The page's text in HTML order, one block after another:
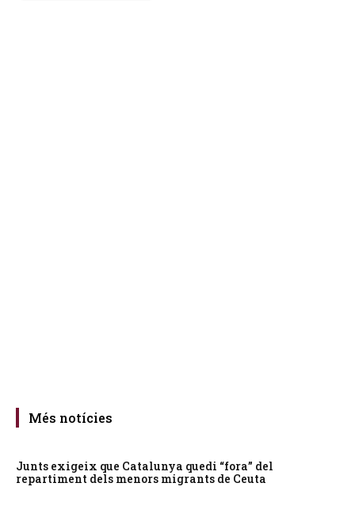
Més notícies
Junts exigeix que Catalunya quedi “fora” del
repartiment dels menors migrants de Ceuta